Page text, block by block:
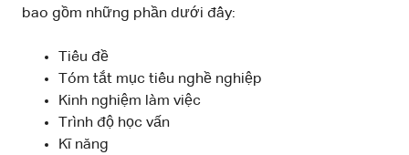
bao gồm những phần dưới đây:
Tiêu đề
Tóm tắt mục tiêu nghề nghiệp
Kinh nghiệm làm việc
Trình độ học vấn
Kĩ năng